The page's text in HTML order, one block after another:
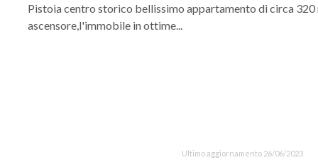
Pistoia centro storico bellissimo appartamento di circa
ascensore,l'immobile in ottime...
Ultimo aggiornamento 26/06/2023